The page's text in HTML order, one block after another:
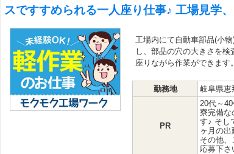
スですすめられる一人座り仕事♪ 工場見学
工場内にて自動車部品(小
し、部品の穴の大きさを
座りながら作業ができます。
勤務地 岐阜県恵
PR
20代～
寮完備な
す♪ そし
ヶ月の
その他
応募下さ